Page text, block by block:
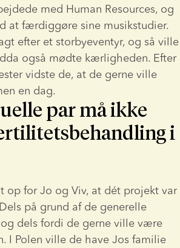
med Human Resources, og
at færdiggøre sine musikstudier.
efter et storbyeventyr, og så ville
også mødte kærligheden. Efter
vidste de, at de gerne ville
en dag.
par må ikke
i
op for Jo og Viv, at dét projekt var
på grund af de generelle
dels fordi de gerne ville være
I Polen ville de have Jos familie